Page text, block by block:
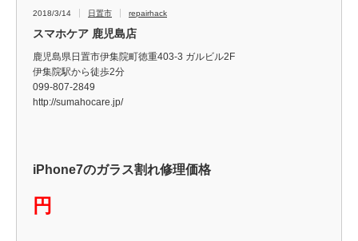
2018/3/14 日置市 repairhack
スマホケア 鹿児島店
鹿児島県日置市伊集院町徳重403-3 ガルビル2F
伊集院駅から徒歩2分
099-807-2849
http://sumahocare.jp/
iPhone7のガラス割れ修理価格
円